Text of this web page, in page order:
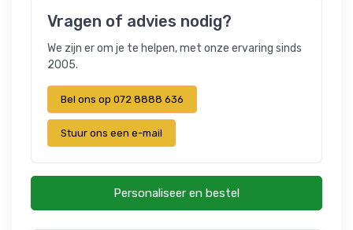
Vragen of advies nodig?
We zijn er om je te helpen, met onze ervaring sinds
2005.
Bel ons op 072 8888 636
Stuur ons een e-mail
Personaliseer en bestel